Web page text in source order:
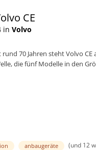
CE
in Volvo
rund 70 Jahren steht Volvo
die fünf Modelle in den
anbaugeräte (und 12